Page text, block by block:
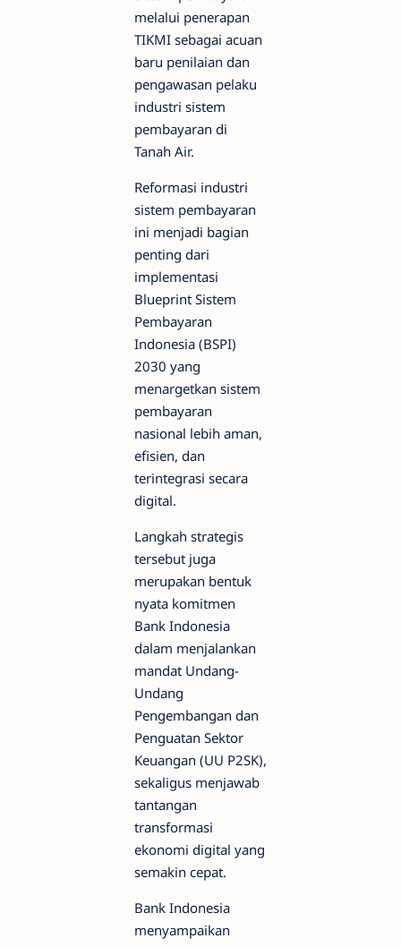
melalui penerapan
TIKMI sebagai acuan
baru penilaian dan
pengawasan pelaku
industri sistem
pembayaran di
Tanah Air.
Reformasi industri
sistem pembayaran
ini menjadi bagian
penting dari
implementasi
Blueprint Sistem
Pembayaran
Indonesia (BSPI)
2030 yang
menargetkan sistem
pembayaran
nasional lebih aman,
efisien, dan
terintegrasi secara
digital.
Langkah strategis
tersebut juga
merupakan bentuk
nyata komitmen
Bank Indonesia
dalam menjalankan
mandat Undang-
Undang
Pengembangan dan
Penguatan Sektor
Keuangan (UU P2SK),
sekaligus menjawab
tantangan
transformasi
ekonomi digital yang
semakin cepat.
Bank Indonesia
menyampaikan